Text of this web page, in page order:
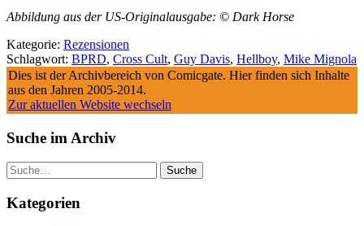
Abbildung aus der US-Originalausgabe: © Dark Horse
Kategorie: Rezensionen
Schlagwort: BPRD, Cross Cult, Guy Davis, Hellboy, Mike Mignola
Dies ist der Archivbereich von Comicgate. Hier finden sich Inhalte
aus den Jahren 2005-2014.
Zur aktuellen Website wechseln
Suche im Archiv
Suche
Kategorien